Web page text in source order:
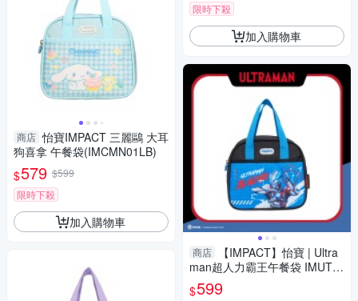
商店 怡寶IMPACT 三麗鷗 大耳
狗喜拿 午餐袋(IMCMN01LB)
$579 $599
限時下殺
加入購物車
限時下殺
加入購物車
商店
【IMPACT】怡寶 | Ultra
man超人力霸王午餐袋 IMUTN
01BK
$599